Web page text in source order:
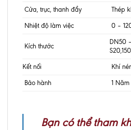
Cửa, trục, thanh đẩy
Thép
Nhiệt độ làm việc
0 –
Kích thước
DN50
Kết nối
Khí
Bảo hành
1 Năm
Bạn có thể tham